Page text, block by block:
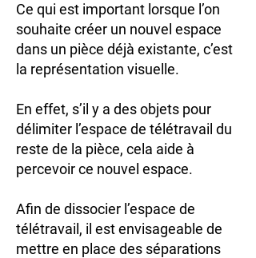
Ce qui est important lorsque l’on
souhaite créer un nouvel espace
dans un pièce déjà existante, c’est
la représentation visuelle.
En effet, s’il y a des objets pour
délimiter l’espace de télétravail du
reste de la pièce, cela aide à
percevoir ce nouvel espace.
Afin de dissocier l’espace de
télétravail, il est envisageable de
mettre en place des séparations